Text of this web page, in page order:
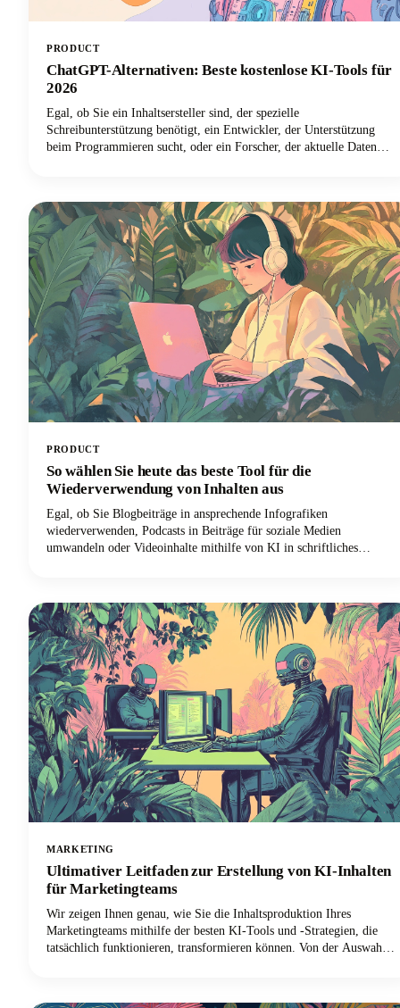
PRODUCT
ChatGPT-Alternativen: Beste kostenlose KI-Tools für
2026
Egal, ob Sie ein Inhaltsersteller sind, der spezielle
Schreibunterstützung benötigt, ein Entwickler, der Unterstützung
beim Programmieren sucht, oder ein Forscher, der aktuelle Daten
ihre herausragenden Funktionen und helfen Ihnen dabei,
herauszufinden, welche ChatGPT-Alternative Ihre Arbeitsweise
verändern wird.
PRODUCT
So wählen Sie heute das beste Tool für die
Wiederverwendung von Inhalten aus
Egal, ob Sie Blogbeiträge in ansprechende Infografiken
wiederverwenden, Podcasts in Beiträge für soziale Medien
umwandeln oder Videoinhalte mithilfe von KI in schriftliches
Inhaltsvariationen generieren können, bis hin zu speziellen
Lösungen, die sich durch bestimmte Aufgaben der
Wiederverwendung auszeichnen.
MARKETING
Ultimativer Leitfaden zur Erstellung von KI-Inhalten
für Marketingteams
Wir zeigen Ihnen genau, wie Sie die Inhaltsproduktion Ihres
Marketingteams mithilfe der besten KI-Tools und -Strategien, die
tatsächlich funktionieren, transformieren können. Von der Auswahl